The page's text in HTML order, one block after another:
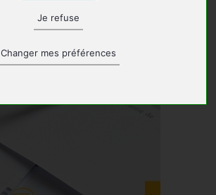
Je refuse
Changer mes préférences